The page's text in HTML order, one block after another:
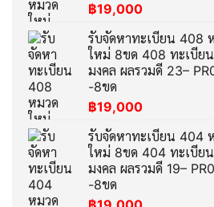
฿19,000
รับจัดหาทะเบียน 408
ใหม่ 8ขด 408 ทะเบียน
มงคล ผลรวมดี 23–
-8ขด
฿19,000
รับจัดหาทะเบียน 404
ใหม่ 8ขด 404 ทะเบียน
มงคล ผลรวมดี 19–
-8ขด